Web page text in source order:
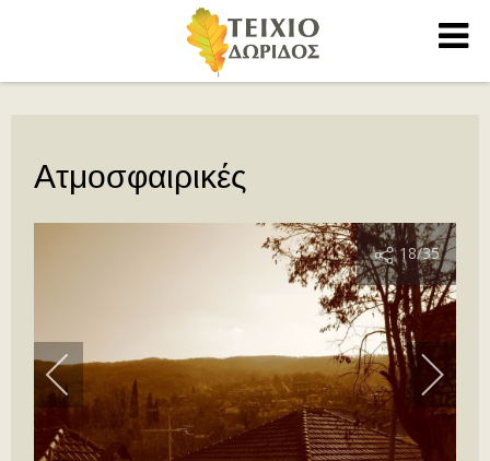
Ατμοσφαιρικές
18/35